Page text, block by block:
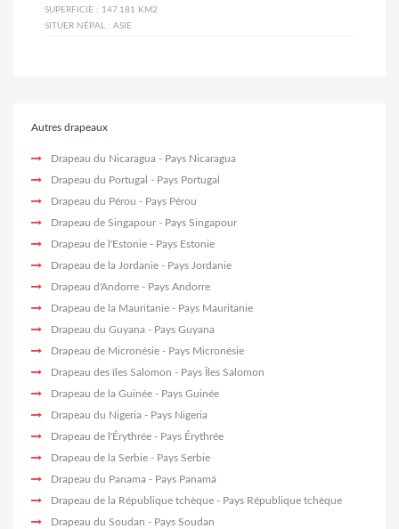
SUPERFICIE : 147.181 KM2
SITUER NÉPAL : ASIE
Autres drapeaux
Drapeau du Nicaragua - Pays Nicaragua
Drapeau du Portugal - Pays Portugal
Drapeau du Pérou - Pays Pérou
Drapeau de Singapour - Pays Singapour
Drapeau de l'Estonie - Pays Estonie
Drapeau de la Jordanie - Pays Jordanie
Drapeau d'Andorre - Pays Andorre
Drapeau de la Mauritanie - Pays Mauritanie
Drapeau du Guyana - Pays Guyana
Drapeau de Micronésie - Pays Micronésie
Drapeau des îles Salomon - Pays Îles Salomon
Drapeau de la Guinée - Pays Guinée
Drapeau du Nigeria - Pays Nigeria
Drapeau de l'Érythrée - Pays Érythrée
Drapeau de la Serbie - Pays Serbie
Drapeau du Panama - Pays Panamá
Drapeau de la République tchèque - Pays République tchèque
Drapeau du Soudan - Pays Soudan